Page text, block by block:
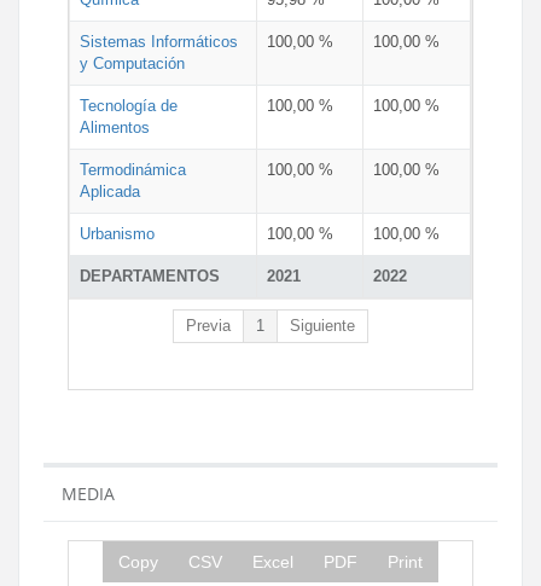
DEPARTAMENTOS 2021 2022
Sistemas Informáticos
y Computación
100,00 % 100,00 %
Tecnología de
Alimentos
100,00 % 100,00 %
Termodinámica
Aplicada
100,00 % 100,00 %
Urbanismo 100,00 % 100,00 %
Previa 1 Siguiente
MEDIA
Copy CSV Excel PDF Print